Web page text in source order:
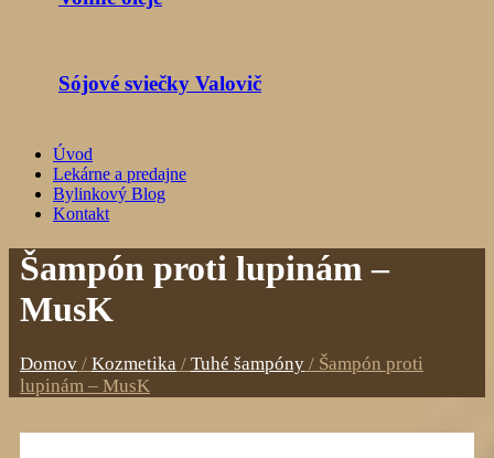
Sójové sviečky Valovič
Úvod
Lekárne a predajne
Bylinkový Blog
Kontakt
Šampón proti lupinám –
MusK
Domov / Kozmetika / Tuhé šampóny / Šampón proti
lupinám – MusK